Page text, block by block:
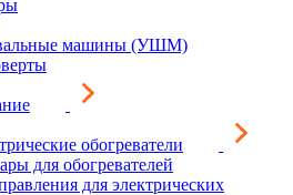
машины (УШМ)
обогреватели
для обогревателей
для электрических